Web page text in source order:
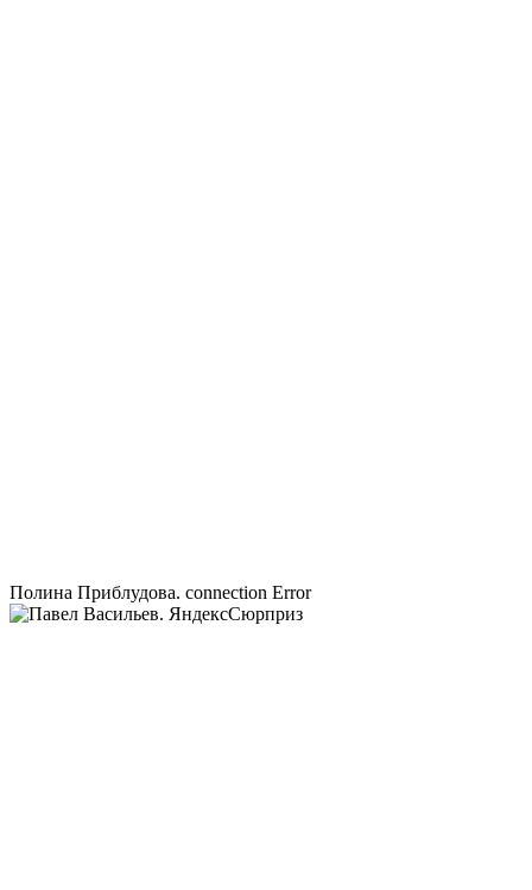
Полина Приблудова. connection Error